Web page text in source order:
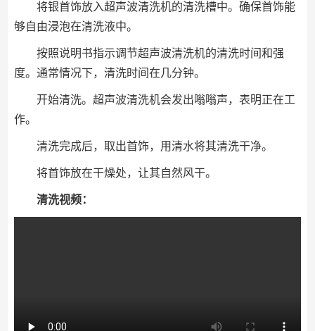
将银首饰放入超声波清洗机的清洗槽中。确保首饰能
够自由浸泡在清洗液中。
按照说明书指示调节超声波清洗机的清洗时间和强
度。通常情况下，清洗时间在几分钟。
开始清洗。超声波清洗机会发出嗡嗡声，表明正在工
作。
清洗完成后，取出首饰，用清水将其清洗干净。
将首饰放在干燥处，让其自然风干。
清洗视频：